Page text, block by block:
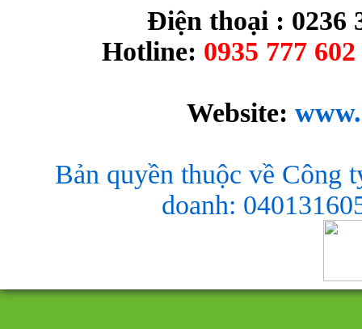
Điện thoại : 0236
Hotline: 0935 777
Website:
Bản quyền thuộc về Công
doanh: